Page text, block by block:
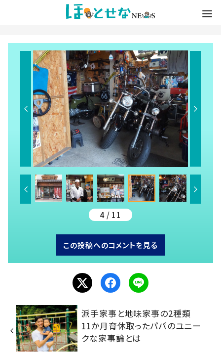
4 / 11
この投稿へのコメントを見る
派手家事と地味家事の2種類
11か月育休取ったパパのユニー
クな家事論とは